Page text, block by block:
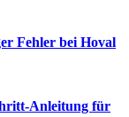
Fehler bei Hoval
Anleitung für